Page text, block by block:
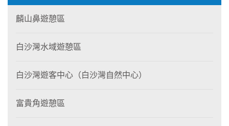
麟山鼻遊憩區
白沙灣水域遊憩區
白沙灣遊客中心（白沙灣自然中心）
富貴角遊憩區